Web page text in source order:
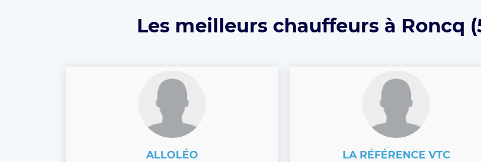
Les meilleurs chauffeurs à Roncq
ALLOLÉO LA RÉFÉRENCE VTC